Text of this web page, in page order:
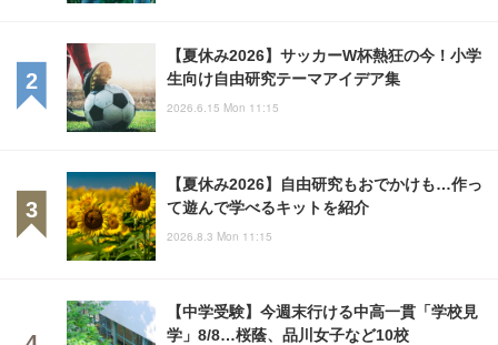
【夏休み2026】サッカーW杯熱狂の今！小学
生向け自由研究テーマアイデア集
2026.6.15 Mon 11:15
【夏休み2026】自由研究もおでかけも…作っ
て遊んで学べるキットを紹介
2026.8.3 Mon 11:15
【中学受験】今週末行ける中高一貫「学校見
学」8/8…桜蔭、品川女子など10校